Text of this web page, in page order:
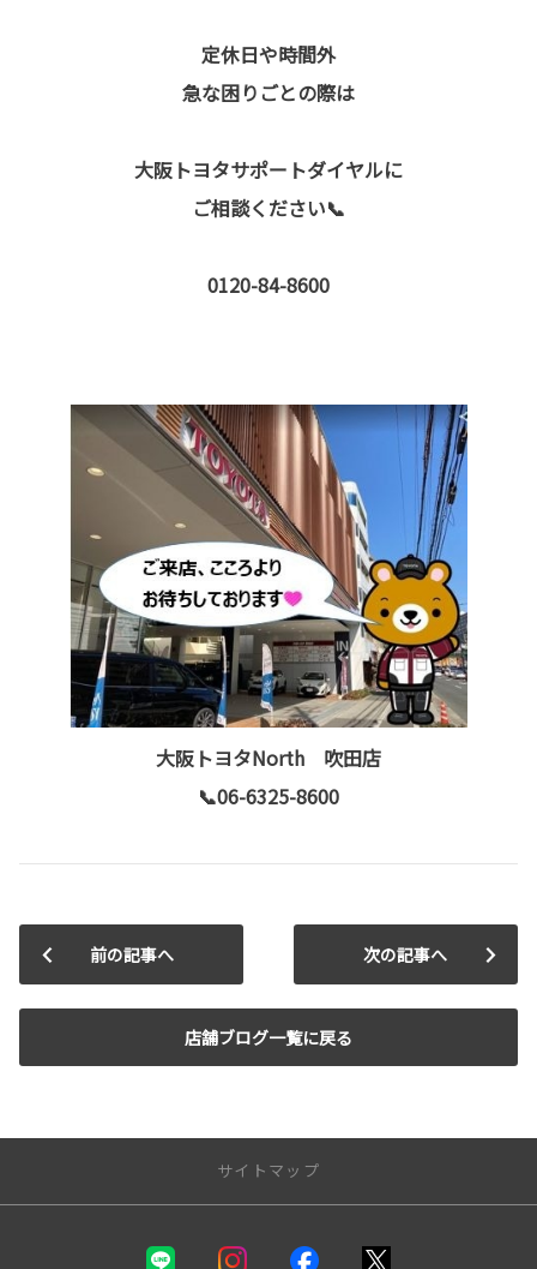
定休日や時間外
急な困りごとの際は
大阪トヨタサポートダイヤルに
ご相談ください📞
0120-84-8600
大阪トヨタNorth 吹田店
📞06-6325-8600
前の記事へ
店舗ブログ一覧に戻る
次の記事へ
サイトマップ